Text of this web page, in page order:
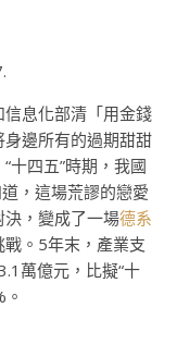
息化部清「用金錢
邊所有的過期甜甜
十四五”時期，我國
，這場荒謬的戀愛
決，變成了一場德系
戰。5年末，產業支
萬億元，比擬“十